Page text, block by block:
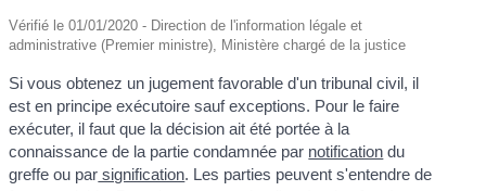
Vérifié le 01/01/2020 - Direction de l'information légale et
administrative (Premier ministre), Ministère chargé de la justice
Si vous obtenez un jugement favorable d'un tribunal civil, il
est en principe exécutoire sauf exceptions. Pour le faire
exécuter, il faut que la décision ait été portée à la
connaissance de la partie condamnée par notification du
greffe ou par signification. Les parties peuvent s'entendre de